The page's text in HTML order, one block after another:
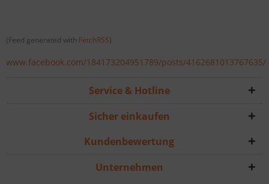
(Feed generated with FetchRSS)
www.facebook.com/184173204951789/posts/4162681013767635/
Service & Hotline
Sicher einkaufen
Kundenbewertung
Unternehmen